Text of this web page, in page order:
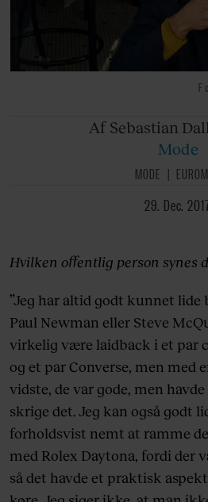
Af Sebastian
Mode
MODE
29. Dec.
Hvilken offentlig person synes
”Jeg har altid godt kunnet lide
Paul Newman eller Steve
virkelig være laidback i et par
og et par Converse, men med
vidste, de var gode, men
skrige det. Jeg kan også godt
forholdsvist nemt at ramme
med Rolex Daytona, fordi der
så det havde et praktisk